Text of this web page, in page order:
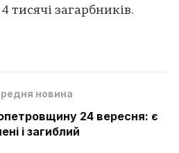
тисячі загарбників.
новина
24 вересня: є
і загиблий